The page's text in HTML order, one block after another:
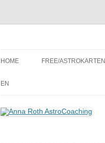
HOME FREE/ASTROKARTEN
EN